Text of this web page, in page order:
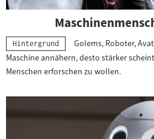
Kategorie:
Hintergrund
Golems, Roboter,
Maschine annähern, desto stärker
Menschen erforschen zu wollen.